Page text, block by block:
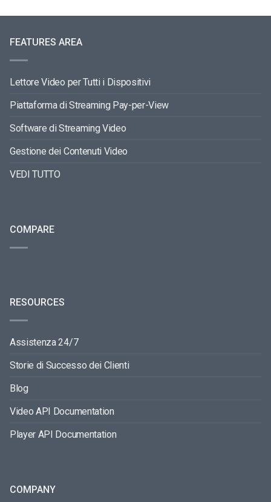
FEATURES AREA
Lettore Video per Tutti i Dispositivi
Piattaforma di Streaming Pay-per-View
Software di Streaming Video
Gestione dei Contenuti Video
VEDI TUTTO
COMPARE
RESOURCES
Assistenza 24/7
Storie di Successo dei Clienti
Blog
Video API Documentation
Player API Documentation
COMPANY